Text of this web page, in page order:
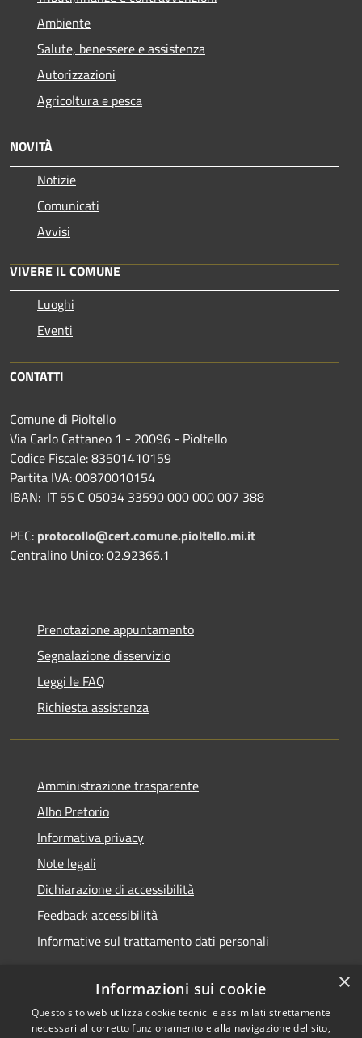
Ambiente
Salute, benessere e assistenza
Autorizzazioni
Agricoltura e pesca
NOVITÀ
Notizie
Comunicati
Avvisi
VIVERE IL COMUNE
Luoghi
Eventi
CONTATTI
Comune di Pioltello
Via Carlo Cattaneo 1 - 20096 - Pioltello
Codice Fiscale: 83501410159
Partita IVA: 00870010154
IBAN: IT 55 C 05034 33590 000 000 007 388
PEC: protocollo@cert.comune.pioltello.mi.it
Centralino Unico: 02.92366.1
Prenotazione appuntamento
Segnalazione disservizio
Leggi le FAQ
Richiesta assistenza
Amministrazione trasparente
Albo Pretorio
Informativa privacy
Note legali
Dichiarazione di accessibilità
Feedback accessibilità
Informative sul trattamento dati personali
RSS
Copyright © 2026 • Comune di
×
Informazioni sui cookie
Questo sito web utilizza cookie tecnici e assimilati strettamente
necessari al corretto funzionamento e alla navigazione del sito,